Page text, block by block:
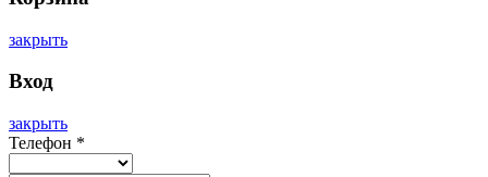
закрыть
Вход
закрыть
Телефон *